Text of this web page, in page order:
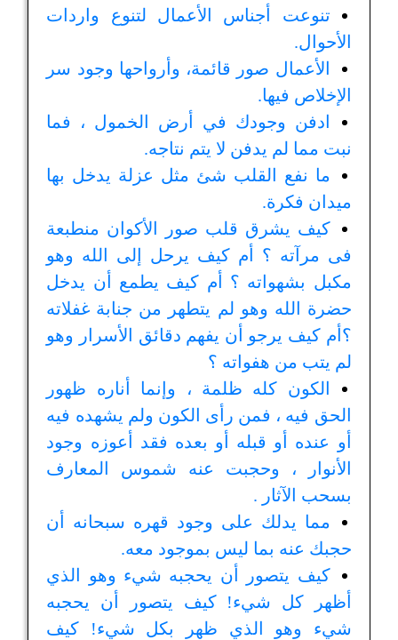
تنوعت أجناس الأعمال لتنوع واردات
الأحوال.
الأعمال صور قائمة، وأرواحها وجود سر
الإخلاص فيها.
ادفن وجودك في أرض الخمول ، فما
نبت مما لم يدفن لا يتم نتاجه.
ما نفع القلب شئ مثل عزلة يدخل بها
ميدان فكرة.
كيف يشرق قلب صور الأكوان منطبعة
فى مرآته ؟ أم كيف يرحل إلى الله وهو
مكبل بشهواته ؟ أم كيف يطمع أن يدخل
حضرة الله وهو لم يتطهر من جنابة غفلاته
؟أم كيف يرجو أن يفهم دقائق الأسرار وهو
لم يتب من هفواته ؟
الكون كله ظلمة ، وإنما أناره ظهور
الحق فيه ، فمن رأى الكون ولم يشهده فيه
أو عنده أو قبله أو بعده فقد أعوزه وجود
الأنوار ، وحجبت عنه شموس المعارف
بسحب الآثار .
مما يدلك على وجود قهره سبحانه أن
حجبك عنه بما ليس بموجود معه.
كيف يتصور أن يحجبه شيء وهو الذي
أظهر كل شيء! كيف يتصور أن يحجبه
شيء وهو الذي ظهر بكل شيء! كيف